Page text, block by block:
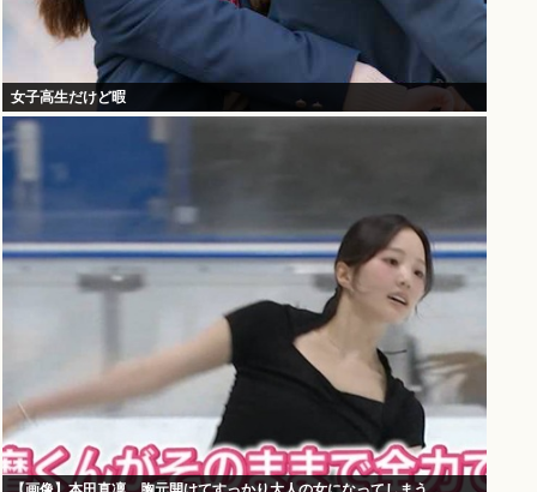
女子高生だけど暇